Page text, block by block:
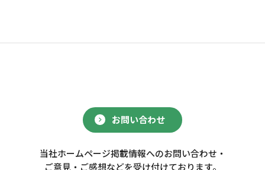
お問い合わせ
当社ホームページ掲載情報へのお問い合わせ・
ご意見・ご感想などを受け付けております。